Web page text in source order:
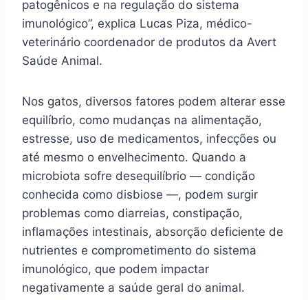
patogênicos e na regulação do sistema
imunológico”, explica Lucas Piza, médico-
veterinário coordenador de produtos da Avert
Saúde Animal.
Nos gatos, diversos fatores podem alterar esse
equilíbrio, como mudanças na alimentação,
estresse, uso de medicamentos, infecções ou
até mesmo o envelhecimento. Quando a
microbiota sofre desequilíbrio — condição
conhecida como disbiose —, podem surgir
problemas como diarreias, constipação,
inflamações intestinais, absorção deficiente de
nutrientes e comprometimento do sistema
imunológico, que podem impactar
negativamente a saúde geral do animal.